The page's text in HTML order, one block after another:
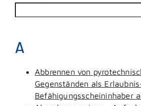
A
Abbrennen von
Gegenständen als
Befähigungsscheininhaber